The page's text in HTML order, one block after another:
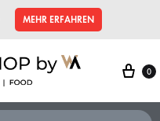
MEHR ERFAHREN
0